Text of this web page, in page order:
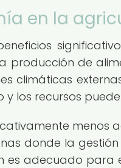
en la
producción de
climáticas
los recursos
menos
donde la
es adecuado para